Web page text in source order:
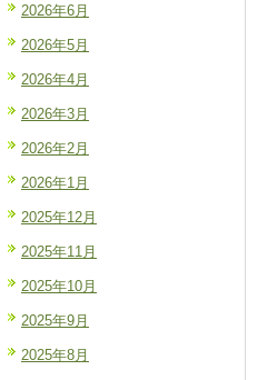
2026年6月
2026年5月
2026年4月
2026年3月
2026年2月
2026年1月
2025年12月
2025年11月
2025年10月
2025年9月
2025年8月